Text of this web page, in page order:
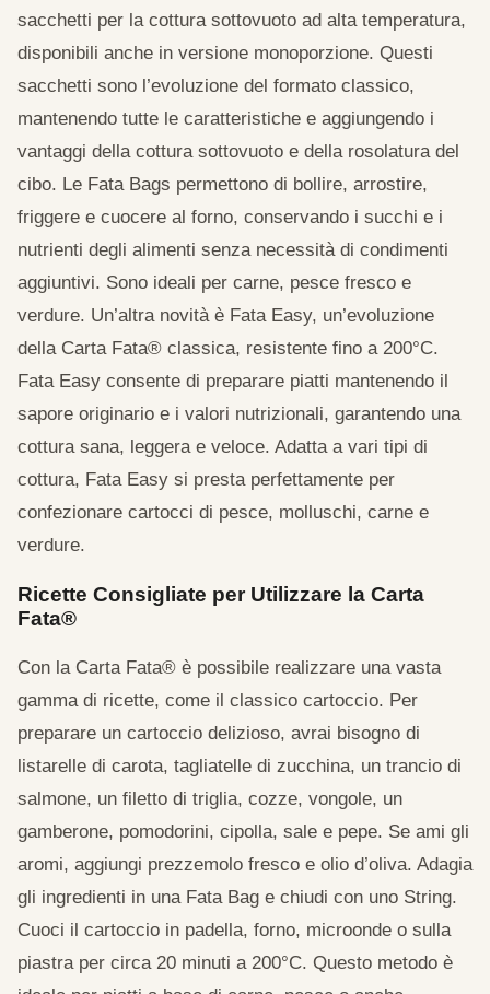
sacchetti per la cottura sottovuoto ad alta temperatura,
disponibili anche in versione monoporzione. Questi
sacchetti sono l’evoluzione del formato classico,
mantenendo tutte le caratteristiche e aggiungendo i
vantaggi della cottura sottovuoto e della rosolatura del
cibo. Le Fata Bags permettono di bollire, arrostire,
friggere e cuocere al forno, conservando i succhi e i
nutrienti degli alimenti senza necessità di condimenti
aggiuntivi. Sono ideali per carne, pesce fresco e
verdure. Un’altra novità è Fata Easy, un’evoluzione
della Carta Fata® classica, resistente fino a 200°C.
Fata Easy consente di preparare piatti mantenendo il
sapore originario e i valori nutrizionali, garantendo una
cottura sana, leggera e veloce. Adatta a vari tipi di
cottura, Fata Easy si presta perfettamente per
confezionare cartocci di pesce, molluschi, carne e
verdure.
Ricette Consigliate per Utilizzare la Carta
Fata®
Con la Carta Fata® è possibile realizzare una vasta
gamma di ricette, come il classico cartoccio. Per
preparare un cartoccio delizioso, avrai bisogno di
listarelle di carota, tagliatelle di zucchina, un trancio di
salmone, un filetto di triglia, cozze, vongole, un
gamberone, pomodorini, cipolla, sale e pepe. Se ami gli
aromi, aggiungi prezzemolo fresco e olio d’oliva. Adagia
gli ingredienti in una Fata Bag e chiudi con uno String.
Cuoci il cartoccio in padella, forno, microonde o sulla
piastra per circa 20 minuti a 200°C. Questo metodo è